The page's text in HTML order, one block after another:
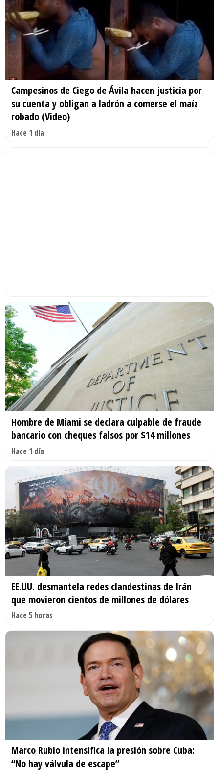
Campesinos de Ciego de Ávila hacen justicia por
su cuenta y obligan a ladrón a comerse el maíz
robado (Video)
Hace 1 día
Hombre de Miami se declara culpable de fraude
bancario con cheques falsos por $14 millones
Hace 1 día
EE.UU. desmantela redes clandestinas de Irán
que movieron cientos de millones de dólares
Hace 5 horas
Marco Rubio intensifica la presión sobre Cuba:
“No hay válvula de escape”